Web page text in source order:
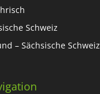
Schweiz
– Sächsische Schweiz